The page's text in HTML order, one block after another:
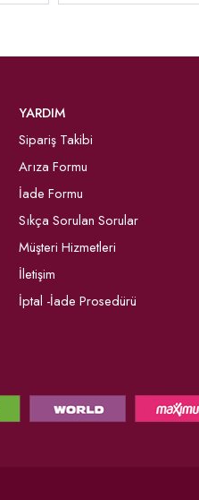
YARDIM
Sipariş Takibi
Arıza Formu
İade Formu
Sıkça Sorulan Sorular
Müşteri Hizmetleri
İletişim
İptal -İade Prosedürü